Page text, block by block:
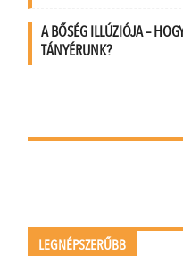
A BŐSÉG ILLÚZIÓJA –
TÁNYÉRUNK?
LEGNÉPSZERŰBB